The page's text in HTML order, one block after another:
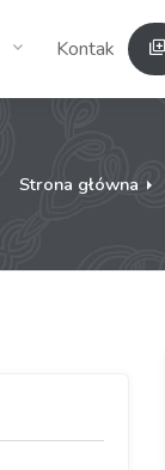
Kontakt
Strona główna